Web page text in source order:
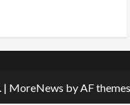
| MoreNews by AF